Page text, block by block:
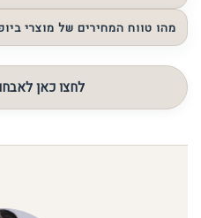
הכוללת הסבר על סדר השימוש.
כן. ניתן לשלב את המוצרים
בהתאם למצב העור.
מהו טווח המחירים של מוצרי
המחיר משתנה בהתאם לסוג
לחצו כאן